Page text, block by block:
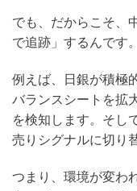
でも、だからこそ、
で追跡」するんです。
例えば、日銀が積極
バランスシートを拡
を検知します。そし
売りシグナルに切り
つまり、環境が変わ